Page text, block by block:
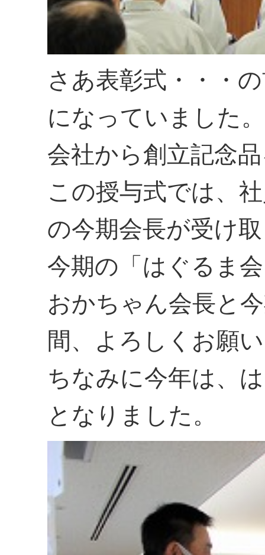
さあ表彰式・・・
になっていました。
会社から創立記念
この授与式では、
の今期会長が受け
今期の「はぐるま
おかちゃん会長と
間、よろしくお願
ちなみに今年は、
となりました。